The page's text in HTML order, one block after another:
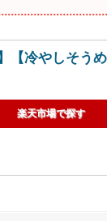
冷やしそうめ
楽天市場で探す